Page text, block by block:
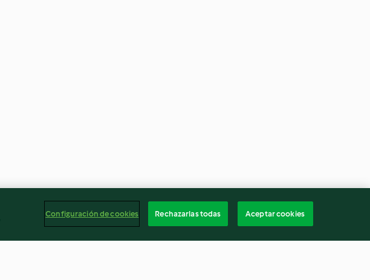
Configuración de cookies Rechazarlas todas Aceptar cookies